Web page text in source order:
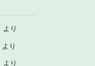
より
より
より